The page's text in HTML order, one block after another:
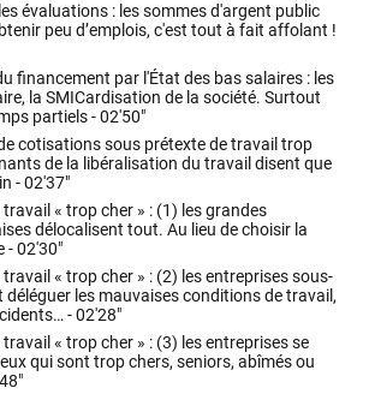
évaluations : les sommes d'argent public
peu d’emplois, c'est tout à fait affolant !
financement par l'État des bas salaires : les
la SMICardisation de la société. Surtout
partiels -02'50"
cotisations sous prétexte de travail trop
de la libéralisation du travail disent que
-02'37"
travail « trop cher » : (1) les grandes
délocalisent tout. Au lieu de choisir la
-02'30"
travail « trop cher » : (2) les entreprises sous-
les mauvaises conditions de travail,
-02'28"
« trop cher » : (3) les entreprises se
qui sont trop chers, seniors, abîmés ou